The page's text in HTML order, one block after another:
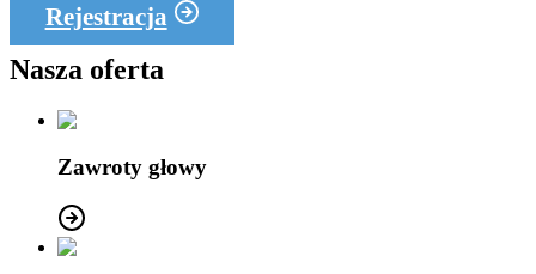
Rejestracja
Nasza oferta
Zawroty głowy